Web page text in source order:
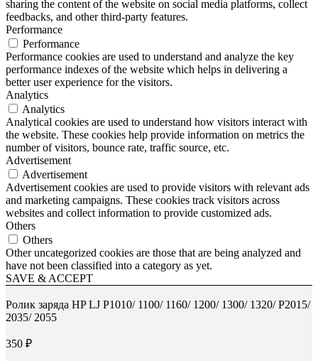
sharing the content of the website on social media platforms, collect
feedbacks, and other third-party features.
Performance
Performance
Performance cookies are used to understand and analyze the key
performance indexes of the website which helps in delivering a
better user experience for the visitors.
Analytics
Analytics
Analytical cookies are used to understand how visitors interact with
the website. These cookies help provide information on metrics the
number of visitors, bounce rate, traffic source, etc.
Advertisement
Advertisement
Advertisement cookies are used to provide visitors with relevant ads
and marketing campaigns. These cookies track visitors across
websites and collect information to provide customized ads.
Others
Others
Other uncategorized cookies are those that are being analyzed and
have not been classified into a category as yet.
SAVE & ACCEPT
Ролик заряда HP LJ P1010/ 1100/ 1160/ 1200/ 1300/ 1320/ P2015/
2035/ 2055
350 ₽